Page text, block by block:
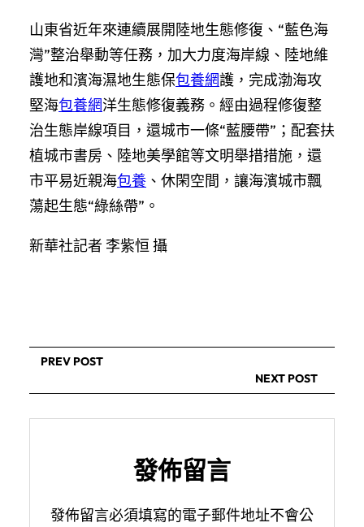
山東省近年來連續展開陸地生態修復、“藍色海
灣”整治舉動等任務，加大力度海岸線、陸地維
護地和濱海濕地生態保包養網護，完成渤海攻
堅海包養網洋生態修復義務。經由過程修復整
治生態岸線項目，還城市一條“藍腰帶”；配套扶
植城市書房、陸地美學館等文明舉措措施，還
市平易近親海包養 、休閑空間，讓海濱城市飄
蕩起生態“綠絲帶”。
新華社記者 李紫恒 攝
PREV POST
NEXT POST
發佈留言
發佈留言必須填寫的電子郵件地址不會公